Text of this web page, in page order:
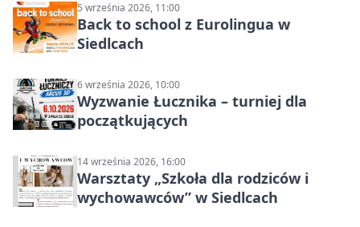
5 września 2026, 11:00
Back to school z Eurolingua w
Siedlcach
6 września 2026, 10:00
Wyzwanie Łucznika – turniej dla
początkujących
14 września 2026, 16:00
Warsztaty „Szkoła dla rodziców i
wychowawców” w Siedlcach